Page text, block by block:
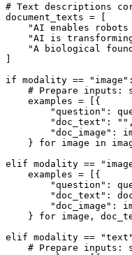
# Text descriptions
document_texts = [
"AI enables
"AI is
"A biological
]
if modality == "image":
# Prepare inputs:
    examples = [{
"question":
        "doc_text": "",
"doc_image":
} for image in
elif modality ==
    examples = [{
"question":
"doc_text":
"doc_image":
} for image,
elif modality ==
# Prepare inputs: